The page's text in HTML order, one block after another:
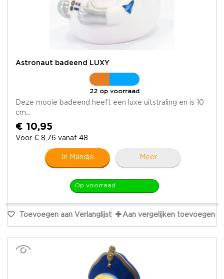
Astronaut badeend LUXY
22 op voorraad
Deze mooie badeend heeft een luxe uitstraling en is 10
cm...
€ 10,95
Voor € 8,76 vanaf 48
In Mandje Meer
Op voorraad
Toevoegen aan Verlanglijst Aan vergelijken toevoegen